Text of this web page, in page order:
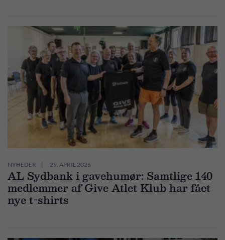
NYHEDER 29. APRIL 2026
AL Sydbank i gavehumør: Samtlige 140
medlemmer af Give Atlet Klub har fået
nye t-shirts